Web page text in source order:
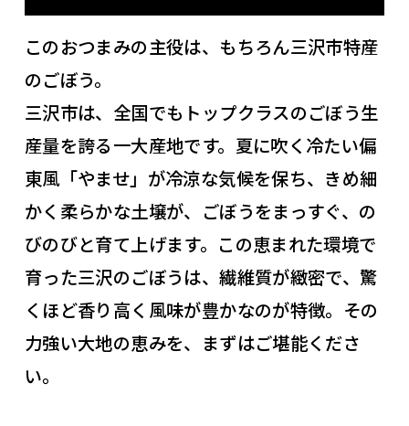
このおつまみの主役は、もちろん三沢市特産
のごぼう。
三沢市は、全国でもトップクラスのごぼう生
産量を誇る一大産地です。夏に吹く冷たい偏
東風「やませ」が冷涼な気候を保ち、きめ細
かく柔らかな土壌が、ごぼうをまっすぐ、の
びのびと育て上げます。この恵まれた環境で
育った三沢のごぼうは、繊維質が緻密で、驚
くほど香り高く風味が豊かなのが特徴。その
力強い大地の恵みを、まずはご堪能くださ
い。